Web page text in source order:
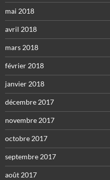
mai 2018
avril 2018
mars 2018
février 2018
janvier 2018
décembre 2017
novembre 2017
octobre 2017
septembre 2017
août 2017